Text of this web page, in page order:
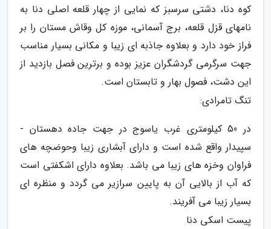
کوه دنا، دشتی سرسبز که نمایی از چهار قلعه اصلی دنا به
نامهای قزل قلعه، برج آسمانی، موزه کل وقاش مستان را بر
فراز خود دارد و بعلاوه جاذبه ای زیبا و مکانی بسیار مناسب
جهت سرگرمی گردشگران عزیز بوده و برترین فصل بازدید از
این دشت، فصول بهار و تابستان است.
تنگ تامرادی:
در 50 کیلومتری غرب یاسوج در جهت جاده دهستان -
سپیدار واقع شده است و دارای آبشاری زیبا وحوضچه های
فراوان وخزه های زیبا می باشد. بعلاوه دارای اشکفتی است
که آب از بالایی آن به پایین سرازیر می گردد و منظره ای
بسیار زیبا می آفریند.
پیست اسکی دنا